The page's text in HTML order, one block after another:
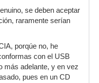
se deben aceptar
raramente serían
porqúe no, he
con el USB
más adelante, y en vez
pues en un CD